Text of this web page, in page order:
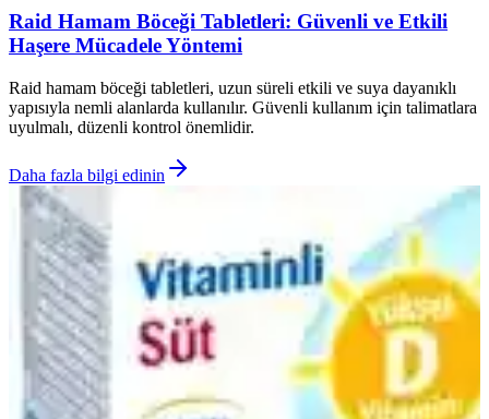
Raid Hamam Böceği Tabletleri: Güvenli ve Etkili
Haşere Mücadele Yöntemi
Raid hamam böceği tabletleri, uzun süreli etkili ve suya dayanıklı
yapısıyla nemli alanlarda kullanılır. Güvenli kullanım için talimatlara
uyulmalı, düzenli kontrol önemlidir.
Daha fazla bilgi edinin